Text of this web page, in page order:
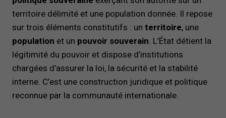
territoire délimité et une population donnée. Il repose
sur trois éléments constitutifs : un territoire, une
population et un pouvoir souverain. L’État détient la
légitimité du pouvoir et dispose d’institutions
chargées d’assurer la loi, la sécurité et la stabilité
interne. C’est une construction juridique et politique
reconnue par la communauté internationale.